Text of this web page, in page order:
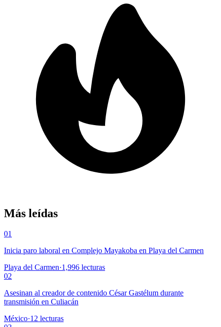
Más leídas
01
Inicia paro laboral en Complejo Mayakoba en Playa del Carmen
Playa del Carmen·1,996 lecturas
02
Asesinan al creador de contenido César Gastélum durante
transmisión en Culiacán
México·12 lecturas